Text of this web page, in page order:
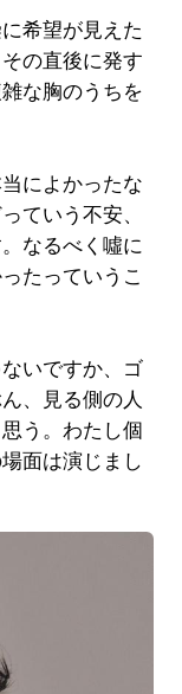
希望が見えた
の直後に発す
な胸のうちを
によかったな
ていう不安、
なるべく噓に
たっていうこ
いですか、ゴ
、見る側の人
う。わたし個
面は演じまし